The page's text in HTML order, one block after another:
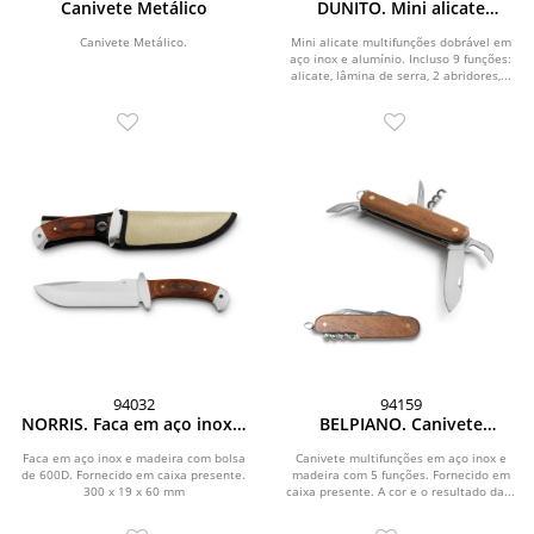
Canivete Metálico
Canivete Metálico.
DUNITO. Mini alicate
em aço inox e alumínio
Mini alicate multifunções dobrável em
aço inox e alumínio. Incluso 9 funções:
alicate, lâmina de serra, 2 abridores,...
94032
NORRIS. Faca em aço inox e
Faca em aço inox e madeira com bolsa
de 600D. Fornecido em caixa presente.
300 x 19 x 60 mm
94159
BELPIANO. Canivete
em aço inox e madeira
Canivete multifunções em aço inox e
madeira com 5 funções. Fornecido em
caixa presente. A cor e o resultado da...